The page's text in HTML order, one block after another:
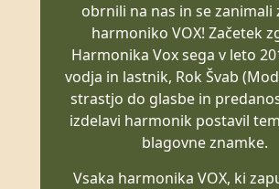
obrnili na nas in se zanimali
harmoniko VOX! Začetek
Harmonika Vox sega v leto
vodja in lastnik, Rok Švab
strastjo do glasbe in
izdelavi harmonik postavil
blagovne znamke.
Vsaka harmonika VOX, ki